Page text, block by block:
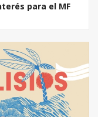
para el MF